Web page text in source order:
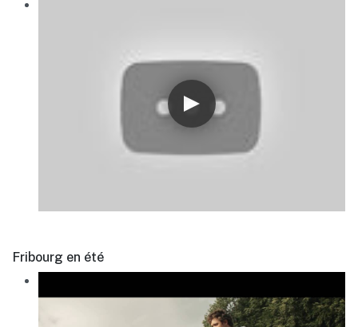
Fribourg en été